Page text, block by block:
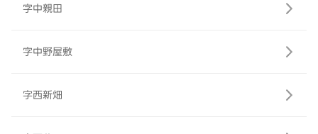
字中親田
字中野屋敷
字西新畑